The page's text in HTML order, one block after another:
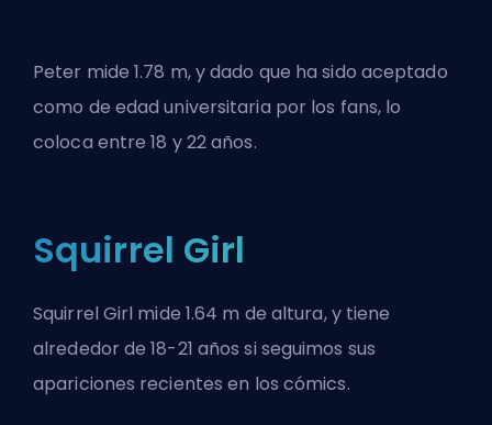
Peter mide 1.78 m, y dado que ha sido aceptado
como de edad universitaria por los fans, lo
coloca entre 18 y 22 años.
Squirrel Girl
Squirrel Girl mide 1.64 m de altura, y tiene
alrededor de 18-21 años si seguimos sus
apariciones recientes en los cómics.